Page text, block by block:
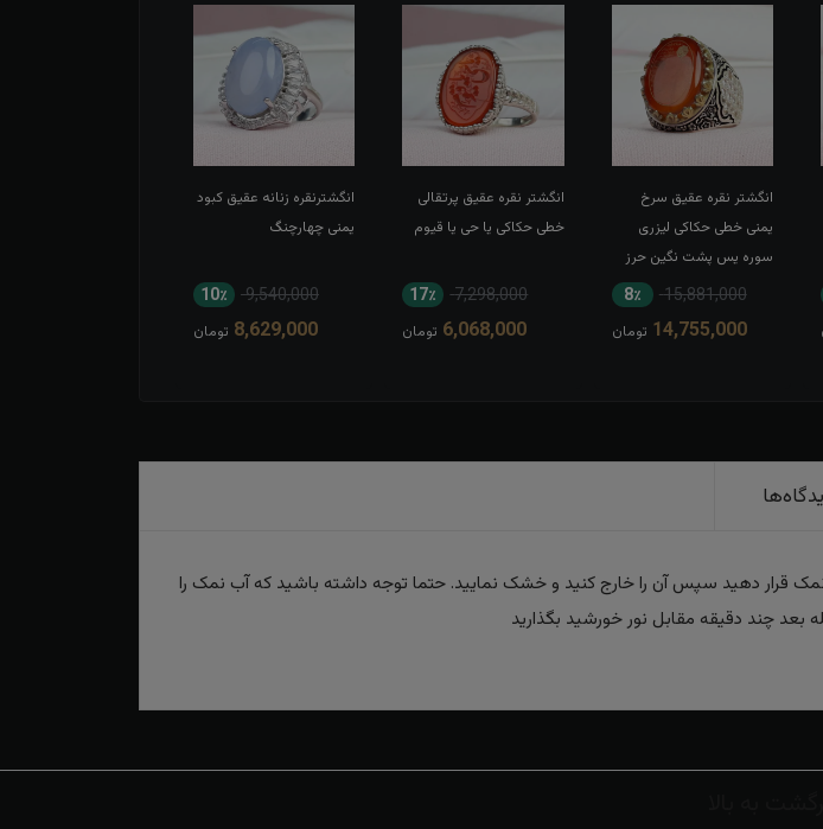
انگشتر نقره عقیق سرخ
یمنی خطی حکاکی لیزری
سوره یس پشت نگین حرز
کبیر امام جواد(ع) رکاب تاج
برنجی بغل طرح ضریح
15,881,000 8٪
14,755,000 تومان
انگشتر نقره عقیق پرتقالی
خطی حکاکی یا حی یا قیوم
7,298,000 17٪
6,068,000 تومان
انگشترنقره زنانه عقیق کبود
یمنی چهارچنگ
9,540,000 10٪
8,629,000 تومان
نگهداری سنگ عقیق این است که آن را برای 15 دقیقه در آب نمک قرار دهید سپس آن را خارج کنید و خشک نمایید. حتما توجه داشته باشید که آب نمک را
بعد چند دقیقه مقابل نور خورشید بگذارید